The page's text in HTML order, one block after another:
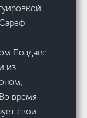
из
время
свои